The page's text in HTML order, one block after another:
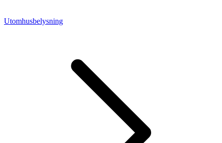
Utomhusbelysning